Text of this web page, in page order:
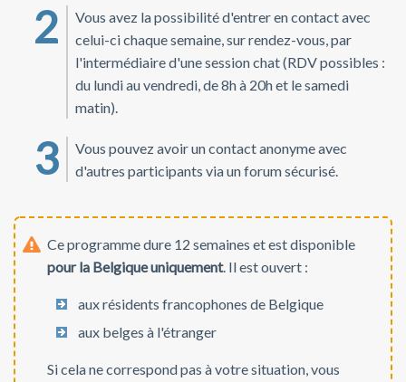
Vous avez la possibilité d'entrer en contact avec
celui-ci chaque semaine, sur rendez-vous, par
l'intermédiaire d'une session chat (RDV possibles :
du lundi au vendredi, de 8h à 20h et le samedi
matin).
Vous pouvez avoir un contact anonyme avec
d'autres participants via un forum sécurisé.
Ce programme dure 12 semaines et est disponible
pour la Belgique uniquement. Il est ouvert :
aux résidents francophones de Belgique
aux belges à l'étranger
Si cela ne correspond pas à votre situation, vous